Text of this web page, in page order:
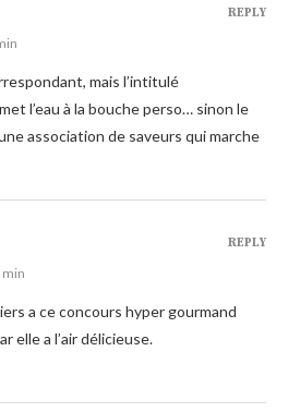
mais l’intitulé
l’eau à la bouche perso… sinon le
association de saveurs qui marche
REPLY
min
a ce concours hyper gourmand
elle a l’air délicieuse.
REPLY